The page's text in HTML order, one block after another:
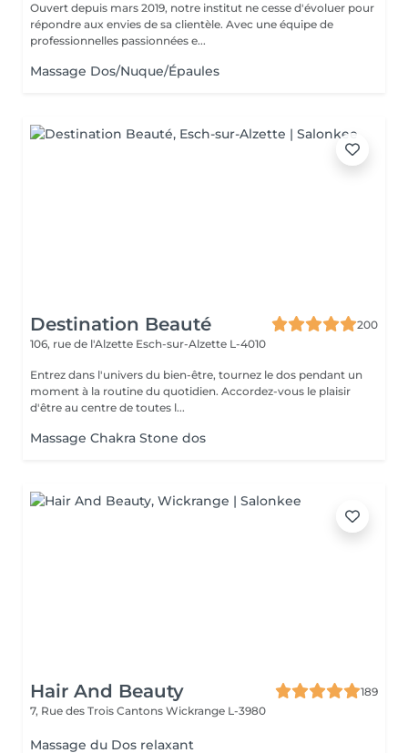
Ouvert depuis mars 2019, notre institut ne cesse d'évoluer pour
répondre aux envies de sa clientèle. Avec une équipe de
professionnelles passionnées e...
Massage Dos/Nuque/Épaules
Destination Beauté
200
106, rue de l'Alzette Esch-sur-Alzette L-4010
Entrez dans l'univers du bien-être, tournez le dos pendant un
moment à la routine du quotidien. Accordez-vous le plaisir
d'être au centre de toutes l...
Massage Chakra Stone dos
Hair And Beauty
189
7, Rue des Trois Cantons Wickrange L-3980
Massage du Dos relaxant